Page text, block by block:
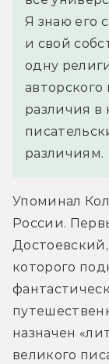
Я знаю его
и свой
одну
различия в
различиям.
Упоминал
России.
которого
назначен
великого